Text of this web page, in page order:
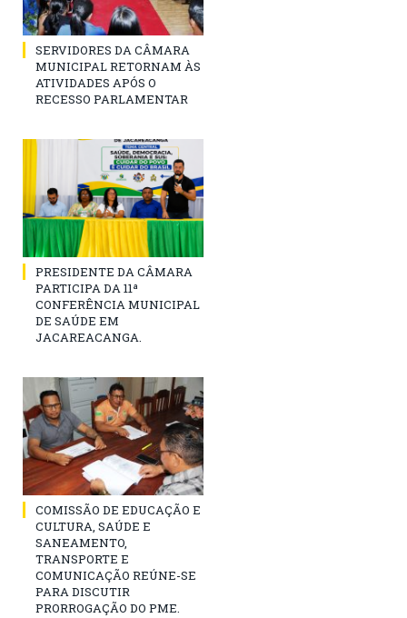
SERVIDORES DA CÂMARA
MUNICIPAL RETORNAM ÀS
ATIVIDADES APÓS O
RECESSO PARLAMENTAR
PRESIDENTE DA CÂMARA
PARTICIPA DA 11ª
CONFERÊNCIA MUNICIPAL
DE SAÚDE EM
JACAREACANGA.
COMISSÃO DE EDUCAÇÃO E
CULTURA, SAÚDE E
SANEAMENTO,
TRANSPORTE E
COMUNICAÇÃO REÚNE-SE
PARA DISCUTIR
PRORROGAÇÃO DO PME.